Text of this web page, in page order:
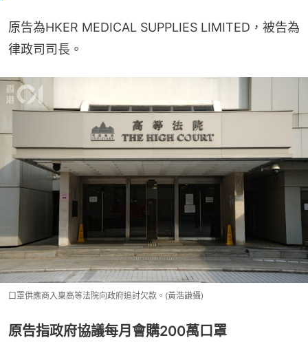
原告為HKER MEDICAL SUPPLIES LIMITED，被告為
律政司司長。
口罩供應商入稟高等法院向政府追討欠款。(黃浩謙攝)
原告指政府協議每月會購200萬口罩